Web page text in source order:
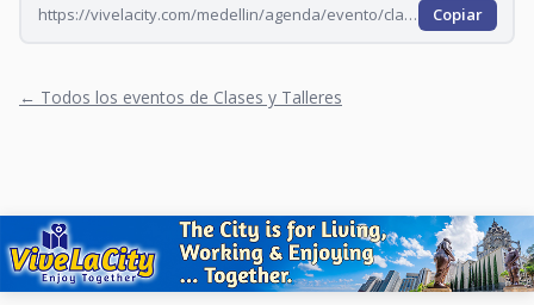
https://vivelacity.com/medellin/agenda/evento/clase-de-yoga-en-oviedo-2026-07-01 Copiar
← Todos los eventos de Clases y Talleres